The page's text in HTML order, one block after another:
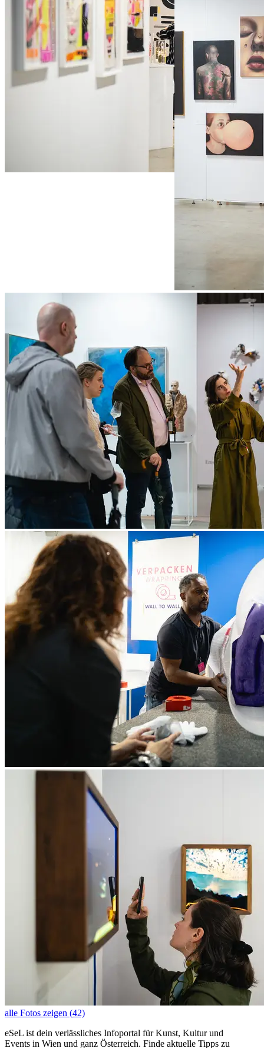
alle Fotos zeigen (42)
eSeL ist dein verlässliches Infoportal für Kunst, Kultur und
Events in Wien und ganz Österreich. Finde aktuelle Tipps zu